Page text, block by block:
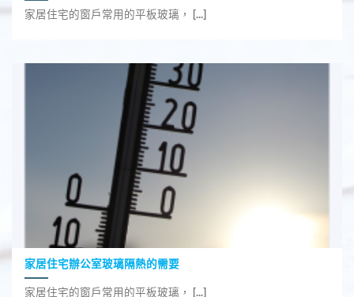
家居住宅的窗戶常用的平板玻璃， [...]
家居住宅辦公室玻璃隔熱的需要
家居住宅的窗戶常用的平板玻璃， [...]